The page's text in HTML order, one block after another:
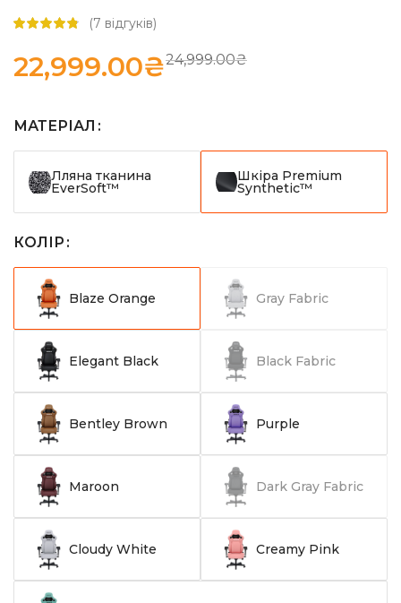
(7 відгуків)
24,999.00₴
22,999.00₴
МАТЕРІАЛ
Лляна тканина
EverSoft™
Шкіра Premium
Synthetic™
КОЛІР
Blaze Orange Gray Fabric
Elegant Black Black Fabric
Bentley Brown Purple
Maroon Dark Gray Fabric
Cloudy White Creamy Pink